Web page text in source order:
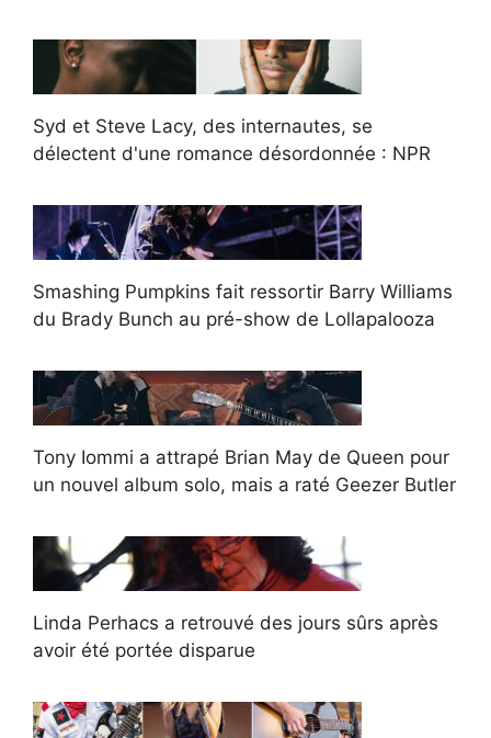
Syd et Steve Lacy, des internautes, se
délectent d'une romance désordonnée : NPR
Smashing Pumpkins fait ressortir Barry Williams
du Brady Bunch au pré-show de Lollapalooza
Tony Iommi a attrapé Brian May de Queen pour
un nouvel album solo, mais a raté Geezer Butler
Linda Perhacs a retrouvé des jours sûrs après
avoir été portée disparue